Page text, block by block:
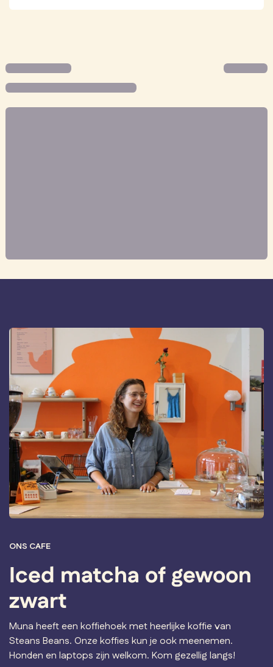
ONS CAFE
Iced matcha of gewoon
zwart
Muna heeft een koffiehoek met heerlijke koffie van
Steans Beans. Onze koffies kun je ook meenemen.
Honden en laptops zijn welkom. Kom gezellig langs!